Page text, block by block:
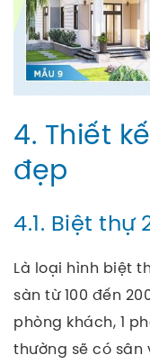
4. Thiết
đẹp
4.1. Biệt thự
Là loại hình biệt
sàn từ 100 đến
phòng khách, 1
thường sẽ có sân